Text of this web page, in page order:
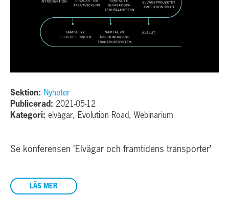
Sektion: Nyheter
Publicerad: 2021-05-12
Kategori: elvägar, Evolution Road, Webinarium
Se konferensen ’Elvägar och framtidens transporter’
LÄS MER